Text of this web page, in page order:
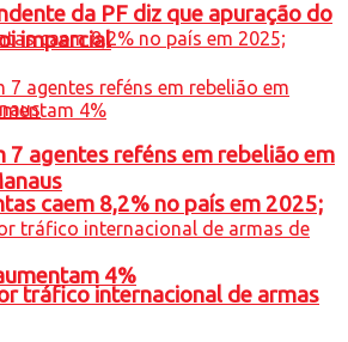
caem 8,2% no país em 2025;
4%
da PF diz que apuração do
imparcial
7 agentes reféns em rebelião em
tráfico internacional de armas